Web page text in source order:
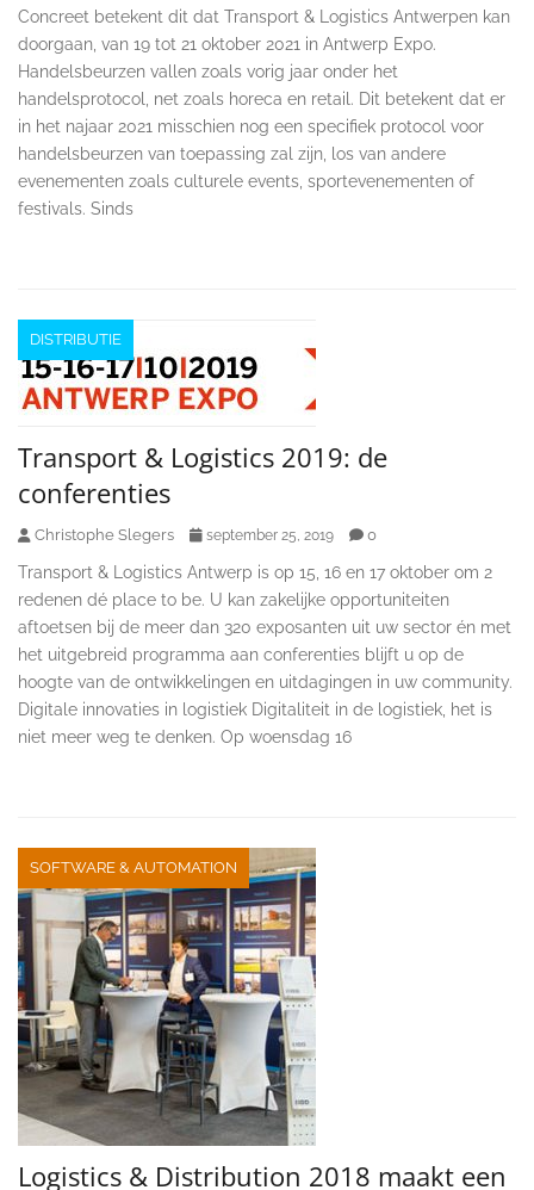
Concreet betekent dit dat Transport & Logistics Antwerpen kan
doorgaan, van 19 tot 21 oktober 2021 in Antwerp Expo.
Handelsbeurzen vallen zoals vorig jaar onder het
handelsprotocol, net zoals horeca en retail. Dit betekent dat er
in het najaar 2021 misschien nog een specifiek protocol voor
handelsbeurzen van toepassing zal zijn, los van andere
evenementen zoals culturele events, sportevenementen of
festivals. Sinds
DISTRIBUTIE
Transport & Logistics 2019: de
conferenties
Christophe Slegers september 25, 2019 0
Transport & Logistics Antwerp is op 15, 16 en 17 oktober om 2
redenen dé place to be. U kan zakelijke opportuniteiten
aftoetsen bij de meer dan 320 exposanten uit uw sector én met
het uitgebreid programma aan conferenties blijft u op de
hoogte van de ontwikkelingen en uitdagingen in uw community.
Digitale innovaties in logistiek Digitaliteit in de logistiek, het is
niet meer weg te denken. Op woensdag 16
SOFTWARE & AUTOMATION
Logistics & Distribution 2018 maakt een